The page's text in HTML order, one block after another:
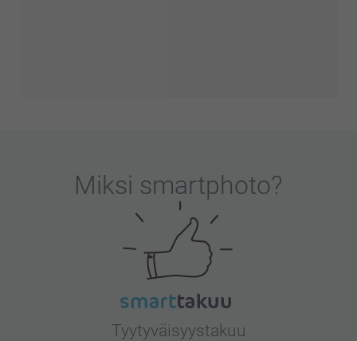
Miksi smartphoto?
Tyytyväisyystakuu